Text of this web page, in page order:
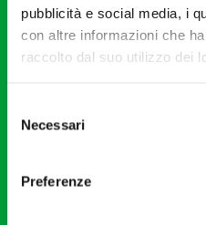
pubblicità e social media, i
con altre informazioni che
raccolto dal suo utilizzo dei
delNecessari
Preferenze
Fondazione I Pomeriggi
Partita Iva 04410060158